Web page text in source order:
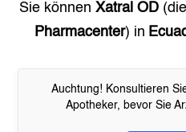
Sie können Xatral OD
Pharmacenter) in
Auchtung! Konsultieren
Apotheker, bevor Sie